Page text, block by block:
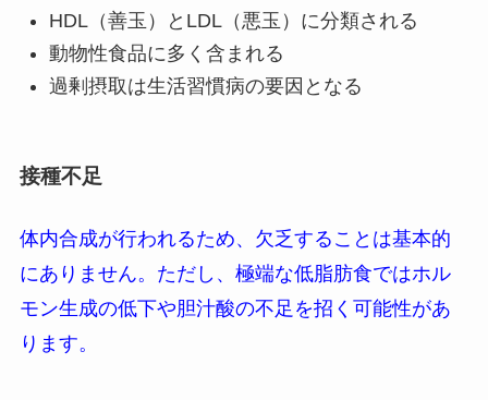
HDL（善玉）とLDL（悪玉）に分類される
動物性食品に多く含まれる
過剰摂取は生活習慣病の要因となる
接種不足
体内合成が行われるため、欠乏することは基本的
にありません。ただし、極端な低脂肪食ではホル
モン生成の低下や胆汁酸の不足を招く可能性があ
ります。